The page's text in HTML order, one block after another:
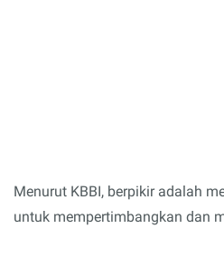
Menurut KBBI, berpikir adalah
untuk mempertimbangkan dan